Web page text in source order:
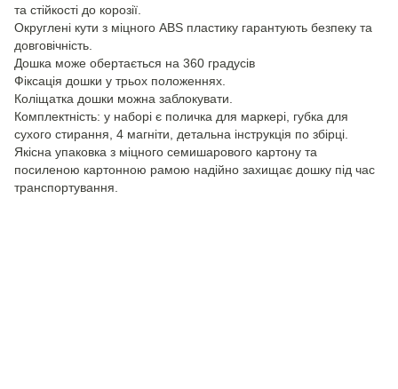
та стійкості до корозії.
Округлені кути з міцного ABS пластику гарантують безпеку та
довговічність.
Дошка може обертається на 360 градусів
Фіксація дошки у трьох положеннях.
Коліщатка дошки можна заблокувати.
Комплектність: у наборі є поличка для маркері, губка для
сухого стирання, 4 магніти, детальна інструкція по збірці.
Якісна упаковка з міцного семишарового картону та
посиленою картонною рамою надійно захищає дошку під час
транспортування.